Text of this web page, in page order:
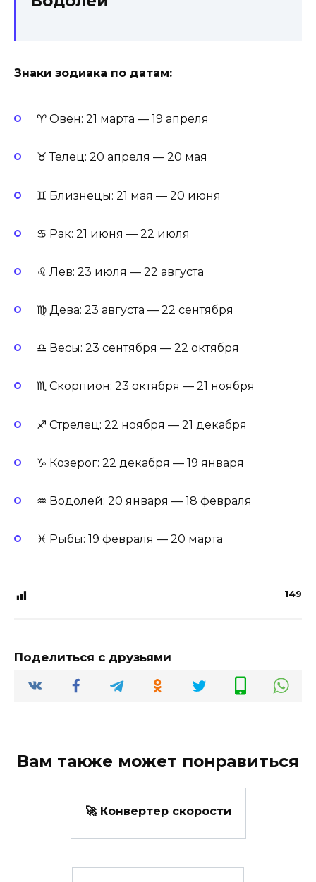
Знаки зодиака по датам:
♈ Овен: 21 марта — 19 апреля
♉ Телец: 20 апреля — 20 мая
♊ Близнецы: 21 мая — 20 июня
♋ Рак: 21 июня — 22 июля
♌ Лев: 23 июля — 22 августа
♍ Дева: 23 августа — 22 сентября
♎ Весы: 23 сентября — 22 октября
♏ Скорпион: 23 октября — 21 ноября
♐ Стрелец: 22 ноября — 21 декабря
♑ Козерог: 22 декабря — 19 января
♒ Водолей: 20 января — 18 февраля
♓ Рыбы: 19 февраля — 20 марта
149
Поделиться с друзьями
Вам также может понравиться
🚀 Конвертер скорости